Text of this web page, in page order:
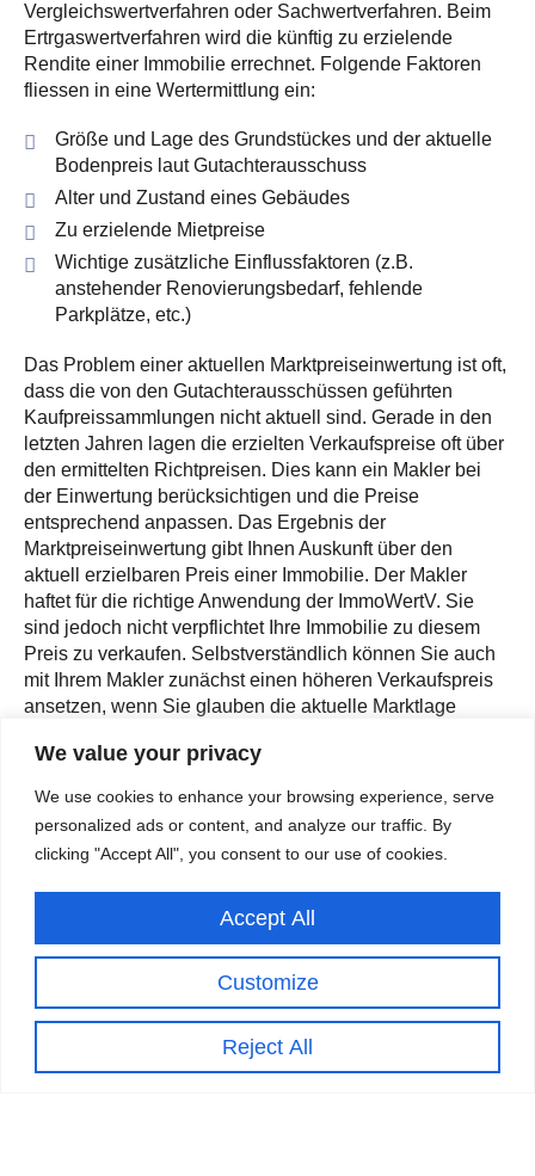
We value your privacy
We use cookies to enhance your browsing experience, serve
personalized ads or content, and analyze our traffic. By
clicking "Accept All", you consent to our use of cookies.
Customize
Reject All
Accept All
Vergleichswertverfahren oder Sachwertverfahren. Beim
Ertrgaswertverfahren wird die künftig zu erzielende
Rendite einer Immobilie errechnet. Folgende Faktoren
fliessen in eine Wertermittlung ein:
Größe und Lage des Grundstückes und der aktuelle
Bodenpreis laut Gutachterausschuss
Alter und Zustand eines Gebäudes
Zu erzielende Mietpreise
Wichtige zusätzliche Einflussfaktoren (z.B.
anstehender Renovierungsbedarf, fehlende
Parkplätze, etc.)
Das Problem einer aktuellen Marktpreiseinwertung ist oft,
dass die von den Gutachterausschüssen geführten
Kaufpreissammlungen nicht aktuell sind. Gerade in den
letzten Jahren lagen die erzielten Verkaufspreise oft über
den ermittelten Richtpreisen. Dies kann ein Makler bei
der Einwertung berücksichtigen und die Preise
entsprechend anpassen. Das Ergebnis der
Marktpreiseinwertung gibt Ihnen Auskunft über den
aktuell erzielbaren Preis einer Immobilie. Der Makler
haftet für die richtige Anwendung der ImmoWertV. Sie
sind jedoch nicht verpflichtet Ihre Immobilie zu diesem
Preis zu verkaufen. Selbstverständlich können Sie auch
mit Ihrem Makler zunächst einen höheren Verkaufspreis
ansetzen, wenn Sie glauben die aktuelle Marktlage
Mondpreisen, bei dem einem Verkäufer vorgetäuscht
wird, dass völlig überhöhte Preise zu erzielen sind.
Sobald der Maklerauftrag erteilt ist, wird er versuchen, Sie
im Kaufpreis zu drücken, um mehrere oder überhaupt
einen Kunden für Ihre Immobilie zu interessieren.
Umgekehrt versuchen einige Makler einen möglichst
niedrigen Verkaufspreis anzusetzen, um schnell zum
Abschluß zu kommen. Ein seriöser Makler wird immer
eine realistische Wertermittlung zur Grundlage seiner
Beratung machen und mit Ihnen gemeinsam planen, wie
der Verkaufspreis festgelegt wird und welche Risiken
möglicherweise bestehen. Verzichten Sie also nie auf
eine seriöse Marktpreiseinwertung, die der Makler Ihnen